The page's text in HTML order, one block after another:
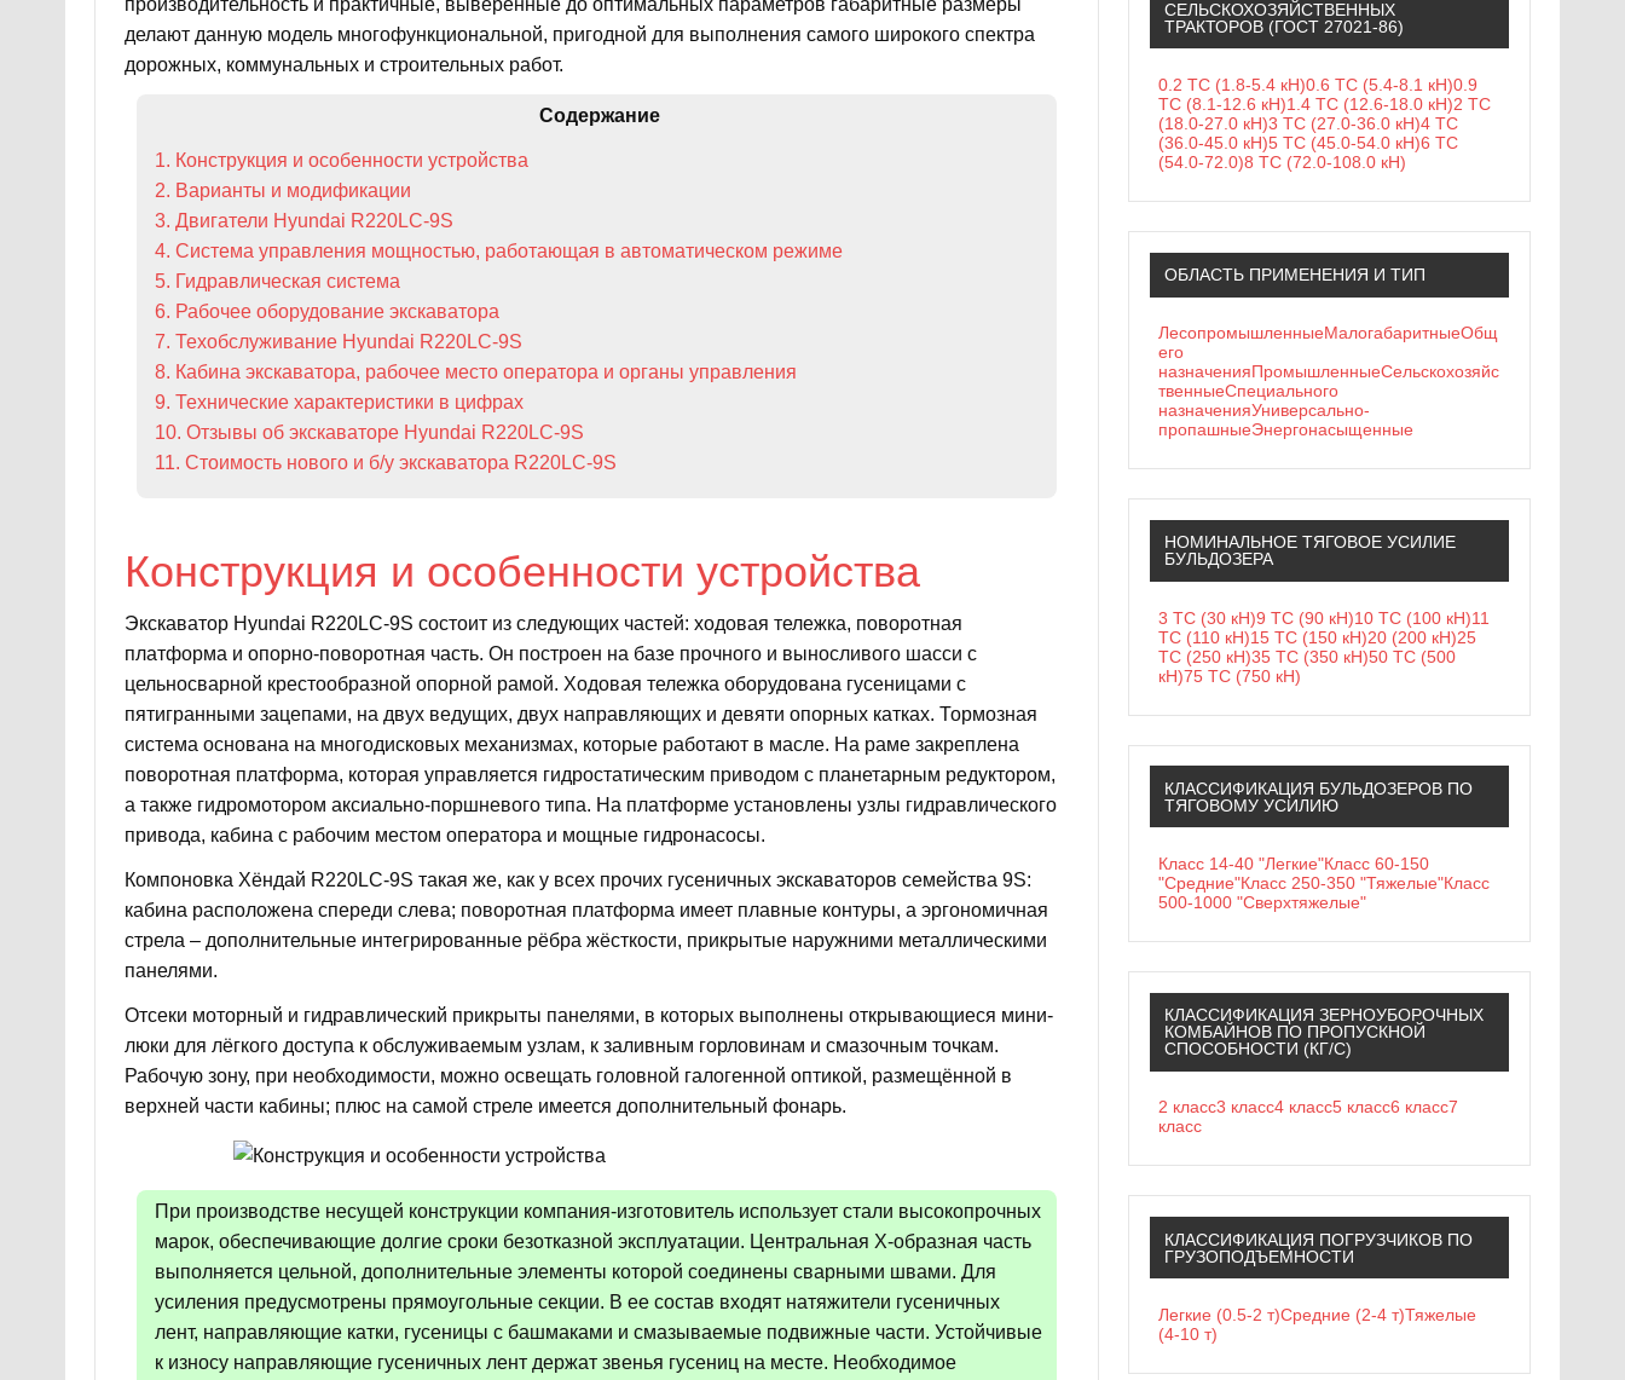
делают данную модель многофункциональной, пригодной для выполнения самого широкого спектра
дорожных, коммунальных и строительных работ.
Содержание
1. Конструкция и особенности устройства
2. Варианты и модификации
3. Двигатели Hyundai R220LC-9S
4. Система управления мощностью, работающая в автоматическом режиме
5. Гидравлическая система
6. Рабочее оборудование экскаватора
7. Техобслуживание Hyundai R220LC-9S
8. Кабина экскаватора, рабочее место оператора и органы управления
9. Технические характеристики в цифрах
10. Отзывы об экскаваторе Hyundai R220LC-9S
11. Стоимость нового и б/у экскаватора R220LC-9S
Конструкция и особенности устройства
Экскаватор Hyundai R220LC-9S состоит из следующих частей: ходовая тележка, поворотная
платформа и опорно-поворотная часть. Он построен на базе прочного и выносливого шасси с
цельносварной крестообразной опорной рамой. Ходовая тележка оборудована гусеницами с
пятигранными зацепами, на двух ведущих, двух направляющих и девяти опорных катках. Тормозная
система основана на многодисковых механизмах, которые работают в масле. На раме закреплена
поворотная платформа, которая управляется гидростатическим приводом с планетарным редуктором,
а также гидромотором аксиально-поршневого типа. На платформе установлены узлы гидравлического
привода, кабина с рабочим местом оператора и мощные гидронасосы.
Компоновка Хёндай R220LC-9S такая же, как у всех прочих гусеничных экскаваторов семейства 9S:
кабина расположена спереди слева; поворотная платформа имеет плавные контуры, а эргономичная
стрела – дополнительные интегрированные рёбра жёсткости, прикрытые наружними металлическими
панелями.
Отсеки моторный и гидравлический прикрыты панелями, в которых выполнены открывающиеся мини-
люки для лёгкого доступа к обслуживаемым узлам, к заливным горловинам и смазочным точкам.
Рабочую зону, при необходимости, можно освещать головной галогенной оптикой, размещённой в
верхней части кабины; плюс на самой стреле имеется дополнительный фонарь.
При производстве несущей конструкции компания-изготовитель использует стали высокопрочных
марок, обеспечивающие долгие сроки безотказной эксплуатации. Центральная Х-образная часть
выполняется цельной, дополнительные элементы которой соединены сварными швами. Для
усиления предусмотрены прямоугольные секции. В ее состав входят натяжители гусеничных
лент, направляющие катки, гусеницы с башмаками и смазываемые подвижные части. Устойчивые
к износу направляющие гусеничных лент держат звенья гусениц на месте. Необходимое
СЕЛЬСКОХОЗЯЙСТВЕННЫХ
ТРАКТОРОВ (ГОСТ 27021-86)
0.2 ТС (1.8-5.4 кН)0.6 ТС (5.4-8.1 кН)0.9
ТС (8.1-12.6 кН)1.4 ТС (12.6-18.0 кН)2 ТС
(18.0-27.0 кН)3 ТС (27.0-36.0 кН)4 ТС
(36.0-45.0 кН)5 ТС (45.0-54.0 кН)6 ТС
(54.0-72.0)8 ТС (72.0-108.0 кН)
ОБЛАСТЬ ПРИМЕНЕНИЯ И ТИП
ЛесопромышленныеМалогабаритныеОбщ
его
назначенияПромышленныеСельскохозяйс
твенныеСпециального
назначенияУниверсально-
пропашныеЭнергонасыщенные
НОМИНАЛЬНОЕ ТЯГОВОЕ УСИЛИЕ
БУЛЬДОЗЕРА
3 ТС (30 кН)9 ТС (90 кН)10 ТС (100 кН)11
ТС (110 кН)15 ТС (150 кН)20 (200 кН)25
ТС (250 кН)35 ТС (350 кН)50 ТС (500
кН)75 ТС (750 кН)
КЛАССИФИКАЦИЯ БУЛЬДОЗЕРОВ ПО
ТЯГОВОМУ УСИЛИЮ
Класс 14-40 "Легкие"Класс 60-150
"Средние"Класс 250-350 "Тяжелые"Класс
500-1000 "Сверхтяжелые"
КЛАССИФИКАЦИЯ ЗЕРНОУБОРОЧНЫХ
КОМБАЙНОВ ПО ПРОПУСКНОЙ
СПОСОБНОСТИ (КГ/С)
2 класс3 класс4 класс5 класс6 класс7
класс
КЛАССИФИКАЦИЯ ПОГРУЗЧИКОВ ПО
ГРУЗОПОДЪЕМНОСТИ
Легкие (0.5-2 т)Средние (2-4 т)Тяжелые
(4-10 т)